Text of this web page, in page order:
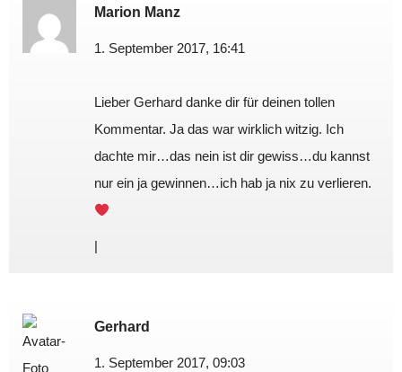
Marion Manz
1. September 2017, 16:41
Lieber Gerhard danke dir für deinen tollen
Kommentar. Ja das war wirklich witzig. Ich
dachte mir…das nein ist dir gewiss…du kannst
nur ein ja gewinnen…ich hab ja nix zu verlieren.
|
Gerhard
1. September 2017, 09:03